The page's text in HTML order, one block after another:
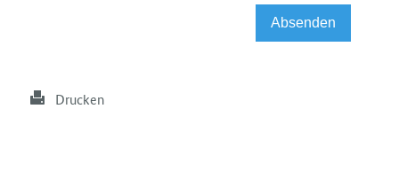
Drucken